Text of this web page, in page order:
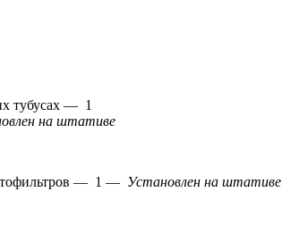
тубусах — 1
на штативе
— 1 — Установлен на штативе